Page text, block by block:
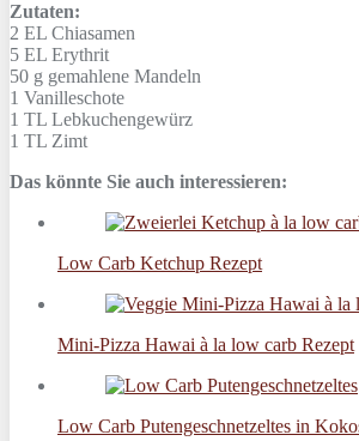
Zutaten:
2 EL Chiasamen
5 EL Erythrit
50 g gemahlene Mandeln
1 Vanilleschote
1 TL Lebkuchengewürz
1 TL Zimt
Das könnte Sie auch interessieren:
Low Carb Ketchup Rezept
Mini-Pizza Hawai à la low carb Rezept
Low Carb Putengeschnetzeltes in